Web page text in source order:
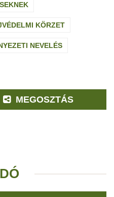
KÖRZET
NEVELÉS
MEGOSZTÁS